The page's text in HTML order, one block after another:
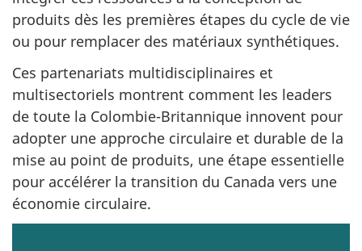
produits dès les premières étapes du cycle de vie
ou pour remplacer des matériaux synthétiques.
Ces partenariats multidisciplinaires et
multisectoriels montrent comment les leaders
de toute la Colombie-Britannique innovent pour
adopter une approche circulaire et durable de la
mise au point de produits, une étape essentielle
pour accélérer la transition du Canada vers une
économie circulaire.